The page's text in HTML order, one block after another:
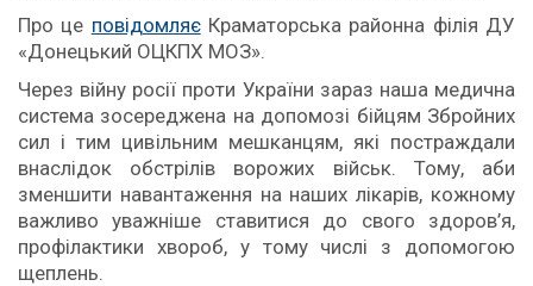
Про це повідомляєКраматорська районна філія ДУ
«Донецький ОЦКПХ МОЗ».
Через війну росії проти України зараз наша медична
система зосереджена на допомозі бійцям Збройних
сил і тим цивільним мешканцям, які постраждали
внаслідок обстрілів ворожих військ. Тому, аби
зменшити навантаження на наших лікарів, кожному
важливо уважніше ставитися до свого здоров’я,
профілактики хвороб, у тому числі з допомогою
щеплень.